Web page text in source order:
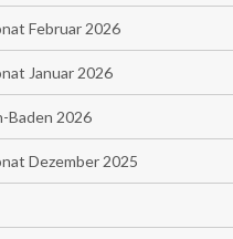
Februar 2026
Januar 2026
Baden 2026
Dezember 2025